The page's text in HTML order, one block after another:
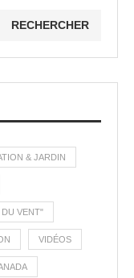
RECHERCHER
& JARDIN
DU VENT"
VIDÉOS